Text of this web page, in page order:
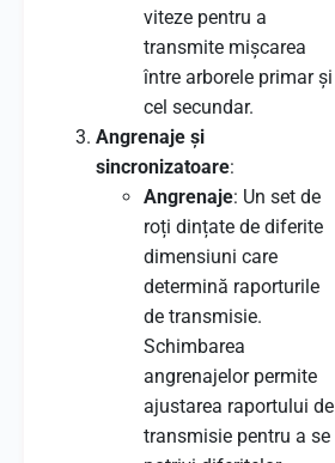
viteze pentru a
transmite mișcarea
între arborele primar și
cel secundar.
Angrenaje și
sincronizatoare:
Angrenaje: Un set de
roți dințate de diferite
dimensiuni care
determină raporturile
de transmisie.
Schimbarea
angrenajelor permite
ajustarea raportului de
transmisie pentru a se